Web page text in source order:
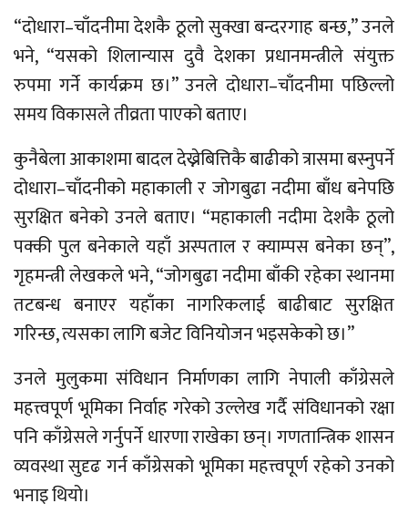
“दोधारा–चाँदनीमा देशकै ठूलो सुक्खा बन्दरगाह बन्छ,” उनले
भने, “यसको शिलान्यास दुवै देशका प्रधानमन्त्रीले संयुक्त
रुपमा गर्ने कार्यक्रम छ।” उनले दोधारा–चाँदनीमा पछिल्लो
समय विकासले तीव्रता पाएको बताए।
कुनैबेला आकाशमा बादल देख्नेबित्तिकै बाढीको त्रासमा बस्नुपर्ने
दोधारा–चाँदनीको महाकाली र जोगबुढा नदीमा बाँध बनेपछि
सुरक्षित बनेको उनले बताए। “महाकाली नदीमा देशकै ठूलो
पक्की पुल बनेकाले यहाँ अस्पताल र क्याम्पस बनेका छन्”,
गृहमन्त्री लेखकले भने, “जोगबुढा नदीमा बाँकी रहेका स्थानमा
तटबन्ध बनाएर यहाँका नागरिकलाई बाढीबाट सुरक्षित
गरिन्छ, त्यसका लागि बजेट विनियोजन भइसकेको छ।”
उनले मुलुकमा संविधान निर्माणका लागि नेपाली काँग्रेसले
महत्त्वपूर्ण भूमिका निर्वाह गरेको उल्लेख गर्दै संविधानको रक्षा
पनि काँग्रेसले गर्नुपर्ने धारणा राखेका छन्। गणतान्त्रिक शासन
व्यवस्था सुदृढ गर्न काँग्रेसको भूमिका महत्त्वपूर्ण रहेको उनको
भनाइ थियो।